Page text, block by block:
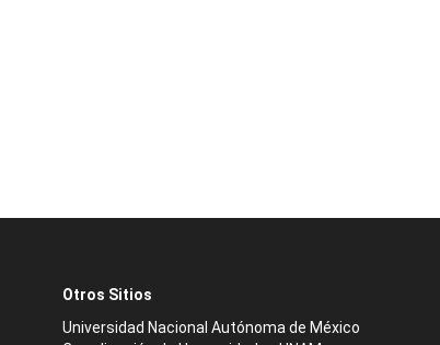
Otros Sitios
Universidad Nacional Autónoma de México